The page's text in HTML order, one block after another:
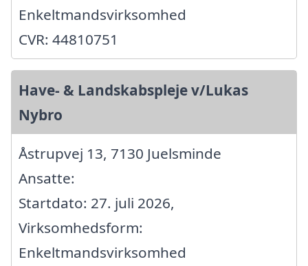
Enkeltmandsvirksomhed
CVR: 44810751
Have- & Landskabspleje v/Lukas
Nybro
Åstrupvej 13, 7130 Juelsminde
Ansatte:
Startdato: 27. juli 2026,
Virksomhedsform:
Enkeltmandsvirksomhed